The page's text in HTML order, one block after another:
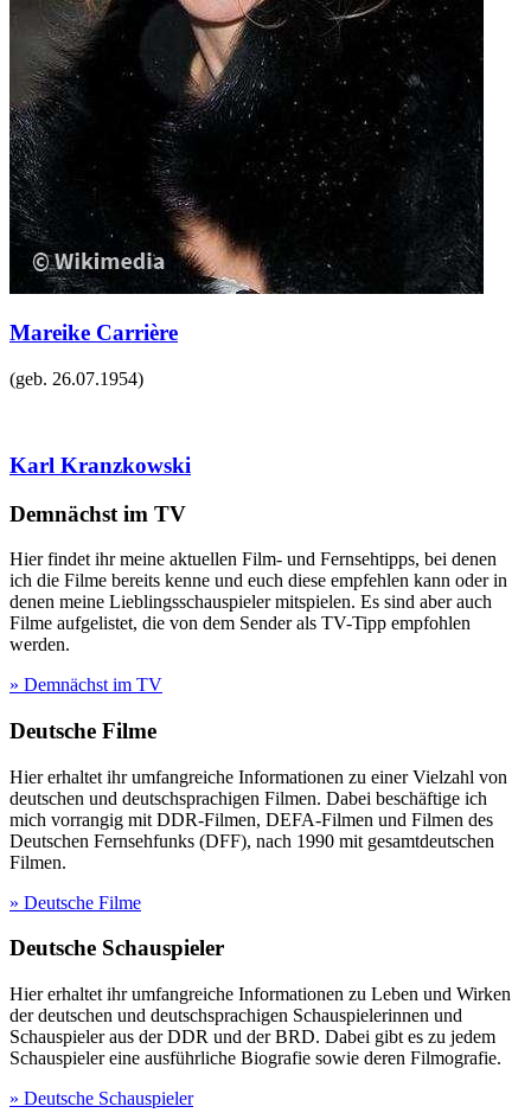
Mareike Carrière
(geb. 26.07.1954)
Karl Kranzkowski
Demnächst im TV
Hier findet ihr meine aktuellen Film- und Fernsehtipps, bei denen
ich die Filme bereits kenne und euch diese empfehlen kann oder in
denen meine Lieblingsschauspieler mitspielen. Es sind aber auch
Filme aufgelistet, die von dem Sender als TV-Tipp empfohlen
werden.
» Demnächst im TV
Deutsche Filme
Hier erhaltet ihr umfangreiche Informationen zu einer Vielzahl von
deutschen und deutschsprachigen Filmen. Dabei beschäftige ich
mich vorrangig mit DDR-Filmen, DEFA-Filmen und Filmen des
Deutschen Fernsehfunks (DFF), nach 1990 mit gesamtdeutschen
Filmen.
» Deutsche Filme
Deutsche Schauspieler
Hier erhaltet ihr umfangreiche Informationen zu Leben und Wirken
der deutschen und deutschsprachigen Schauspielerinnen und
Schauspieler aus der DDR und der BRD. Dabei gibt es zu jedem
Schauspieler eine ausführliche Biografie sowie deren Filmografie.
» Deutsche Schauspieler